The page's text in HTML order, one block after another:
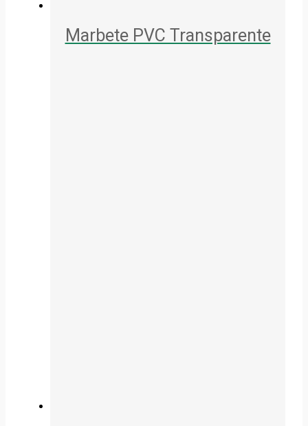
Marbete PVC Transparente